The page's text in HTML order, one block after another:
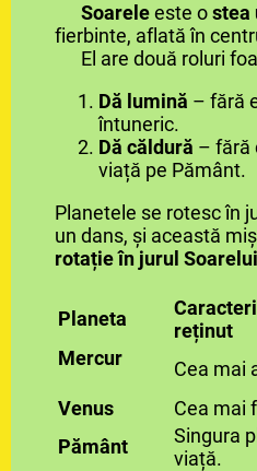
Soareleeste ostea
fierbinte, aflată în
El are două roluri
Dă lumină – fără
întuneric.
Dă căldură – fără
viață pe Pământ.
Planetele se rotesc în
un dans, și această
rotație în jurul
Planeta
reținut
Mercur
Cea mai
Venus
Cea mai
Pământ
Singura
viață.